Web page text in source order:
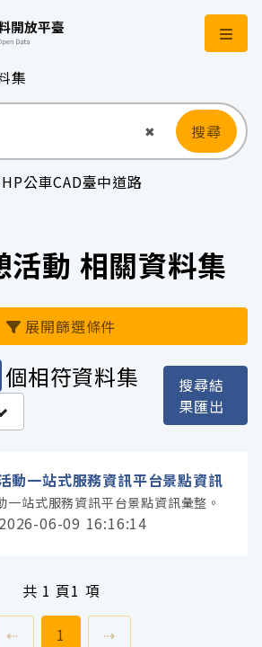
府資料開
集
✖ 清空輸入
搜尋
公車CAD臺中道路
活動 相關資料集
展開篩選條件
個相符資料集
搜尋結
果匯出
動一站式服務資訊平台景點資訊
一站式服務資訊平台景點資訊彙整。
2026-06-09 16:16:14
共 1 頁1 項
⇠ 上一頁前往
1 ⇢下一頁